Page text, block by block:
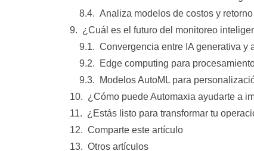
Analiza modelos de costos y
¿Cuál es el futuro del monitoreo
Convergencia entre IA generativa y
Edge computing para
Modelos AutoML para
¿Cómo puede Automaxia ayudarte a
¿Estás listo para transformar tu
Comparte este artículo
Otros artículos